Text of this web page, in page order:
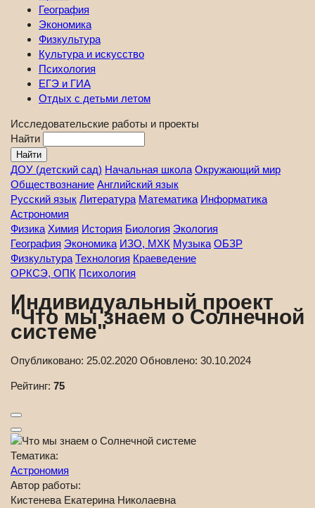
География
Экономика
Физкультура
Культура и искусство
Психология
ЕГЭ и ГИА
Отдых с детьми летом
Исследовательские работы и проекты
Найти
ДОУ (детский сад) Начальная школа Окружающий мир
Обществознание Английский язык
Русский язык Литература Математика Информатика
Астрономия
Физика Химия История Биология Экология
География Экономика ИЗО, МХК Музыка ОБЗР
Физкультура Технология Краеведение
ОРКСЭ, ОПК Психология
Индивидуальный проект
"Что мы знаем о Солнечной
системе"
Опубликовано: 25.02.2020 Обновлено: 30.10.2024
Рейтинг: 75
Тематика:
Астрономия
Автор работы:
Кистенева Екатерина Николаевна